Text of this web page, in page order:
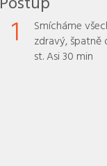
1
Smícháme
zdravý, špatně
st. Asi 30 min